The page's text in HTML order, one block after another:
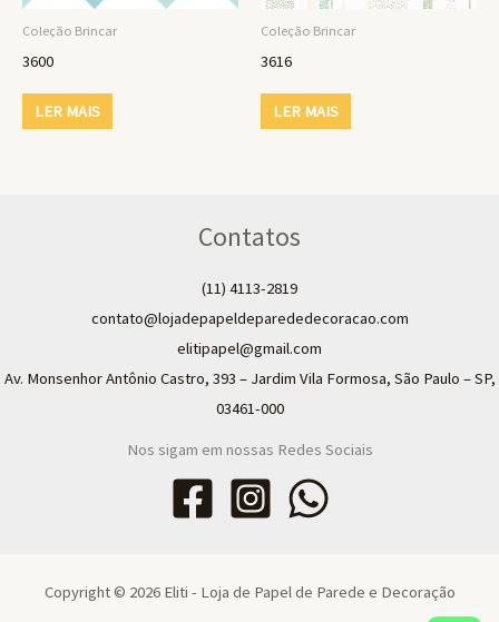
Coleção Brincar
3600
LER MAIS
Coleção Brincar
3616
LER MAIS
Contatos
(11) 4113-2819
contato@lojadepapeldeparededecoracao.com
elitipapel@gmail.com​
Av. Monsenhor Antônio Castro, 393 – Jardim Vila Formosa, São Paulo – SP,
03461-000
Nos sigam em nossas Redes Sociais
Copyright © 2026 Eliti - Loja de Papel de Parede e Decoração